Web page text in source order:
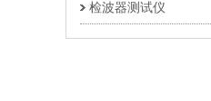
检波器测试仪